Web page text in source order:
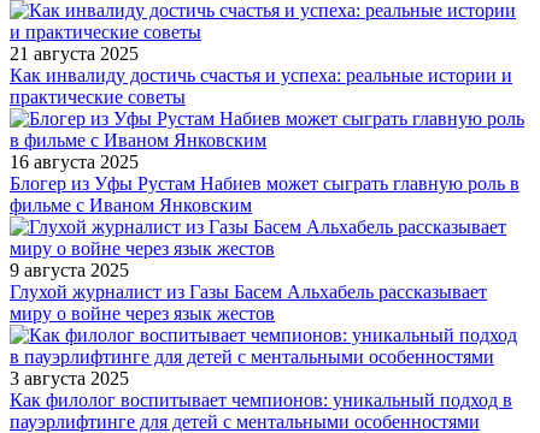
21 августа 2025
Как инвалиду достичь счастья и успеха: реальные истории и
практические советы
16 августа 2025
Блогер из Уфы Рустам Набиев может сыграть главную роль в
фильме с Иваном Янковским
9 августа 2025
Глухой журналист из Газы Басем Альхабель рассказывает
миру о войне через язык жестов
3 августа 2025
Как филолог воспитывает чемпионов: уникальный подход в
пауэрлифтинге для детей с ментальными особенностями